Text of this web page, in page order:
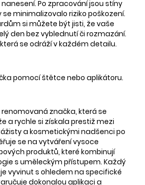
Po zpracování jsou stíny
minimalizovalo riziko poškození.
si můžete být jisti, že vaše
den bez vyblednutí či rozmazání.
se odráží v každém detailu.
pomocí štětce nebo aplikátoru.
renomovaná značka, která se
a rychle si získala prestiž mezi
a kosmetickými nadšenci po
se na vytváření vysoce
produktů, které kombinují
s uměleckým přístupem. Každý
vyvinut s ohledem na specifické
dokonalou aplikaci a